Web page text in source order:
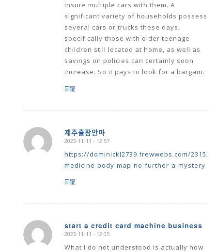
insure multiple cars with them. A
significant variety of households possess
several cars or trucks these days,
specifically those with older teenage
children still located at home, as well as
savings on policies can certainly soon
increase. So it pays to look for a bargain.
回覆
제주출장안마
says:
2023-11-11 - 12:57
https://dominickl2739.frewwebs.com/
medicine-body-map-no-further-a-mystery
回覆
start a credit card machine business
says:
2023-11-11 - 12:05
What i do not understood is actually how